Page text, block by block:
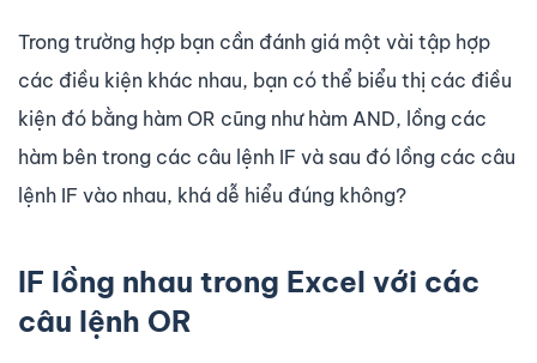
Trong trường hợp bạn cần đánh giá một vài tập hợp
các điều kiện khác nhau, bạn có thể biểu thị các điều
kiện đó bằng hàm OR cũng như hàm AND, lồng các
hàm bên trong các câu lệnh IF và sau đó lồng các câu
lệnh IF vào nhau, khá dễ hiểu đúng không?
IF lồng nhau trong Excel với các
câu lệnh OR